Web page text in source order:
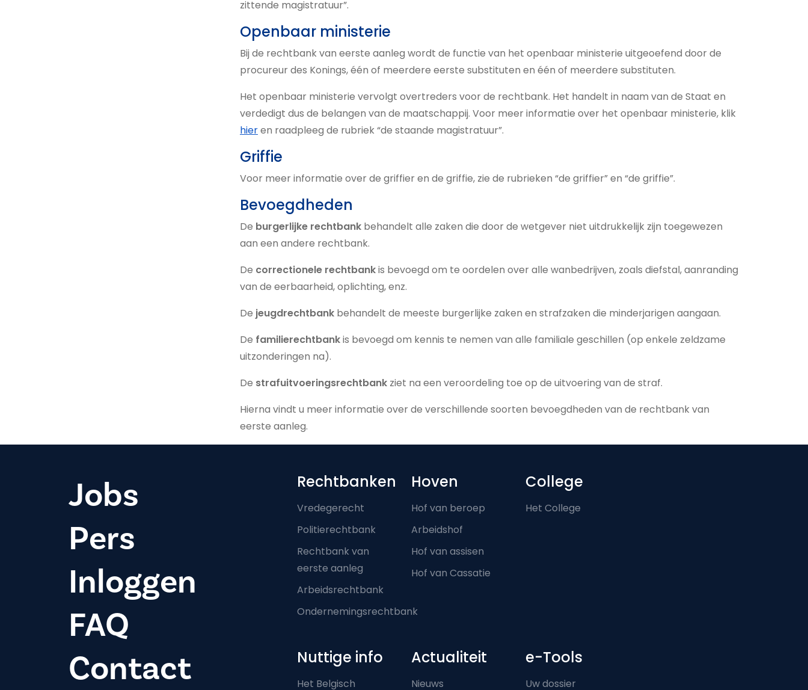
zittende magistratuur”.
Openbaar ministerie
Bij de rechtbank van eerste aanleg wordt de functie van het openbaar ministerie uitgeoefend door de
procureur des Konings, één of meerdere eerste substituten en één of meerdere substituten.
Het openbaar ministerie vervolgt overtreders voor de rechtbank. Het handelt in naam van de Staat en
verdedigt dus de belangen van de maatschappij. Voor meer informatie over het openbaar ministerie, klik
hieren raadpleeg de rubriek “de staande magistratuur”.
Griffie
Voor meer informatie over de griffier en de griffie, zie de rubrieken “de griffier” en “de griffie”.
Bevoegdheden
De burgerlijke rechtbank behandelt alle zaken die door de wetgever niet uitdrukkelijk zijn toegewezen
aan een andere rechtbank.
De correctionele rechtbankis bevoegd om te oordelen over alle wanbedrijven, zoals diefstal, aanranding
van de eerbaarheid, oplichting, enz.
De jeugdrechtbank behandelt de meeste burgerlijke zaken en strafzaken die minderjarigen aangaan.
De familierechtbankis bevoegd om kennis te nemen van alle familiale geschillen (op enkele zeldzame
uitzonderingen na).
De strafuitvoeringsrechtbank ziet na een veroordeling toe op de uitvoering van de straf.
Hierna vindt u meer informatie over de verschillende soorten bevoegdheden van de rechtbank van
eerste aanleg.
Jobs
Pers
Inloggen
FAQ
Contact
Footer-menu
Rechtbanken
Vredegerecht
Politierechtbank
Rechtbank van
eerste aanleg
Arbeidsrechtbank
Ondernemingsrechtbank
Hoven
Hof van beroep
Arbeidshof
Hof van assisen
Hof van Cassatie
College
Het College
Nuttige info
Het Belgisch
Actualiteit
Nieuws
e-Tools
Uw dossier